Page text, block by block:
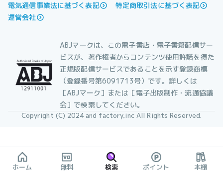
電気通信事業法に基づく表記
特定商取引法に基づく表記
運営会社
ABJマークは、この電子書店・電子書籍配信サー
ビスが、著作権者からコンテンツ使用許諾を得た
正規版配信サービスであることを示す登録商標
（登録番号第6091713号）です。詳しくは
［ABJマーク］または［電子出版制作・流通協議
会］で検索してください。
Copyright (C) 2024 and factory,inc All Rights Reserved.
ホーム 無料 検索 ポイント 本棚